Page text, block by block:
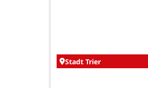
Stadt Trier